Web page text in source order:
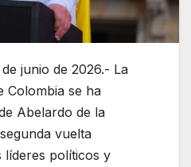
junio de 2026.- La
Colombia se ha
Abelardo de la
vuelta
líderes políticos y